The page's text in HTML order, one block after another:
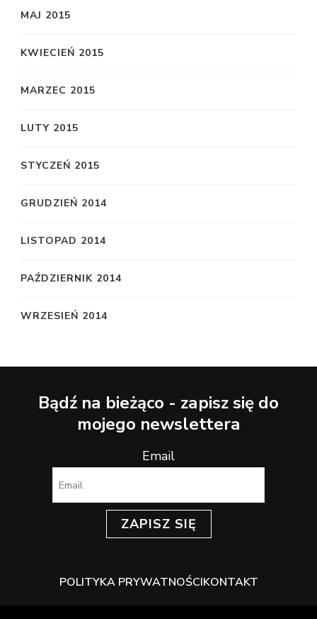
MAJ 2015
KWIECIEŃ 2015
MARZEC 2015
LUTY 2015
STYCZEŃ 2015
GRUDZIEŃ 2014
LISTOPAD 2014
PAŹDZIERNIK 2014
WRZESIEŃ 2014
Bądź na bieżąco - zapisz się do
mojego newslettera
Email
ZAPISZ SIĘ
POLITYKA PRYWATNOŚCIKONTAKT